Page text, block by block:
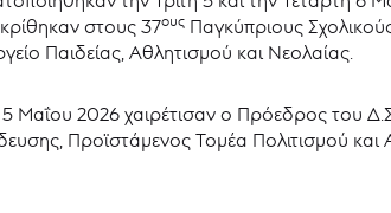
στους 37ους Παγκύπριους
Παιδείας, Αθλητισμού και Νεολαίας.
5 Μαΐου 2026 χαιρέτισαν ο Πρόεδρος του
Προϊστάμενος Τομέα Πολιτισμού